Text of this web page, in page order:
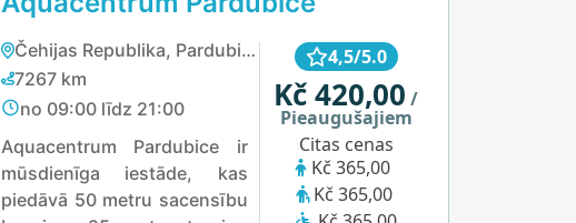
Čehijas Republika, Pardubice
7267 km
no 09:00 līdz 21:00
Aquacentrum Pardubice ir
mūsdienīga iestāde, kas
piedāvā 50 metru sacensību
4,5/5.0
Kč 420,00 /
Pieaugušajiem
Citas cenas
Kč 365,00
Kč 365,00